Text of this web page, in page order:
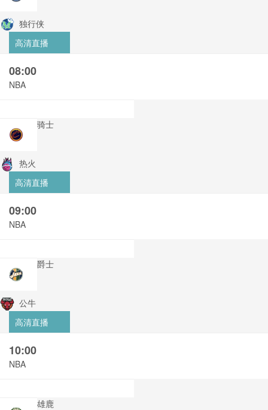
独行侠
高清直播
08:00
NBA
骑士
热火
高清直播
09:00
NBA
爵士
公牛
高清直播
10:00
NBA
雄鹿